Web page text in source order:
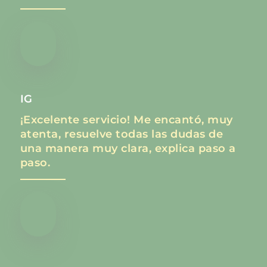
IG
¡Excelente servicio! Me encantó, muy
atenta, resuelve todas las dudas de
una manera muy clara, explica paso a
paso.